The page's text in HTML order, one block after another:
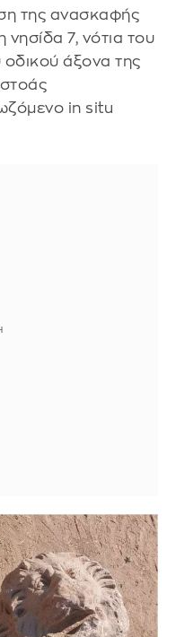
της ανασκαφής
7, νότια του
άξονα της
in situ